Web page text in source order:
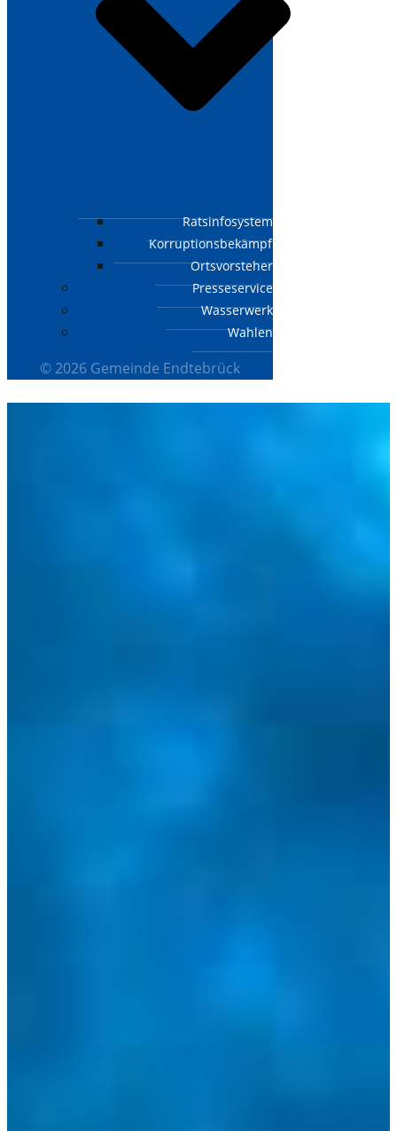
Ratsinfosystem
Korruptionsbekämpfungsgesetz
Ortsvorsteher
Presseservice
Wasserwerk
Wahlen
© 2026 Gemeinde Endtebrück